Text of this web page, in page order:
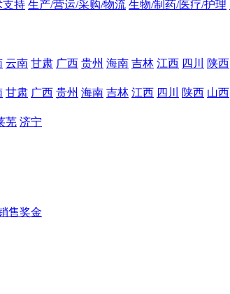
支持 生产/营运/采购/物流 生物/制药/医疗/护理
云南 甘肃 广西 贵州 海南 吉林 江西 四川 陕西
甘肃 广西 贵州 海南 吉林 江西 四川 陕西 山西
芜 济宁
售奖金